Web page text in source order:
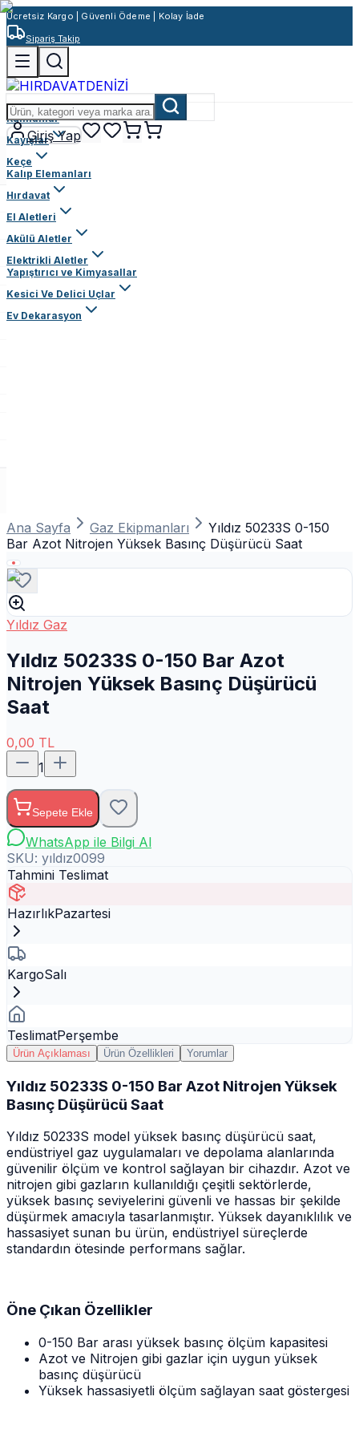
Ücretsiz Kargo | Güvenli Ödeme | Kolay İade
Sipariş Takip
Giriş Yap
Rulmanlar
Kayışlar
Keçe
Kalıp Elemanları
Hırdavat
El Aletleri
Akülü Aletler
Elektrikli Aletler
Yapıştırıcı ve Kimyasallar
Kesici Ve Delici Uçlar
Ev Dekarasyon
Ana Sayfa Gaz Ekipmanları
Yıldız 50233S 0-150
Bar Azot Nitrojen Yüksek Basınç Düşürücü Saat
Yıldız Gaz
Yıldız 50233S 0-150 Bar Azot
Nitrojen Yüksek Basınç Düşürücü
Saat
0,00 TL
1
Sepete Ekle
WhatsApp ile Bilgi Al
SKU: yıldız0099
Tahmini Teslimat
HazırlıkPazartesi
KargoSalı
TeslimatPerşembe
Ürün Açıklaması Ürün Özellikleri Yorumlar
Yıldız 50233S 0-150 Bar Azot Nitrojen Yüksek
Basınç Düşürücü Saat
Yıldız 50233S model yüksek basınç düşürücü saat,
endüstriyel gaz uygulamaları ve depolama alanlarında
güvenilir ölçüm ve kontrol sağlayan bir cihazdır. Azot ve
nitrojen gibi gazların kullanıldığı çeşitli sektörlerde,
yüksek basınç seviyelerini güvenli ve hassas bir şekilde
düşürmek amacıyla tasarlanmıştır. Yüksek dayanıklılık ve
hassasiyet sunan bu ürün, endüstriyel süreçlerde
standardın ötesinde performans sağlar.
Öne Çıkan Özellikler
0-150 Bar arası yüksek basınç ölçüm kapasitesi
Azot ve Nitrojen gibi gazlar için uygun yüksek
basınç düşürücü
Yüksek hassasiyetli ölçüm sağlayan saat göstergesi